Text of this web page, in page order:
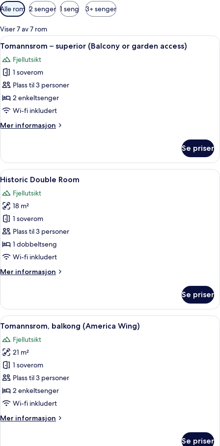
Tilgjengelige
filtre
for
rom
Alle rom 2 senger 1 seng 3+ senger
Viser 7 av 7 rom
Åpne
alle
bildene
av
Tomannsrom
–
superior
or
Sengetøy av topp kvalitet, senger
10
Tomannsrom – superior (Balcony or garden access)
Fjellutsikt
1 soverom
Plass til 3 personer
2 enkeltsenger
Wi-fi inkludert
Mer informasjon
Mer
–
superior
(Balcony
garden
access)
Se priser
Åpne
alle
bildene
av
Historic
Double
Room
Historic Double Room | Sengetøy
8
Historic Double Room
Fjellutsikt
18 m²
1 soverom
Plass til 3 personer
1 dobbeltseng
Wi-fi inkludert
Mer informasjon
Mer
Double
Room
Se priser
Åpne
alle
bildene
av
Tomannsrom,
balkong
(America
Wing)
Tomannsrom, balkong (America
7
Tomannsrom, balkong (America Wing)
Fjellutsikt
21 m²
1 soverom
Plass til 3 personer
2 enkeltsenger
Wi-fi inkludert
Mer informasjon
Mer
Se priser